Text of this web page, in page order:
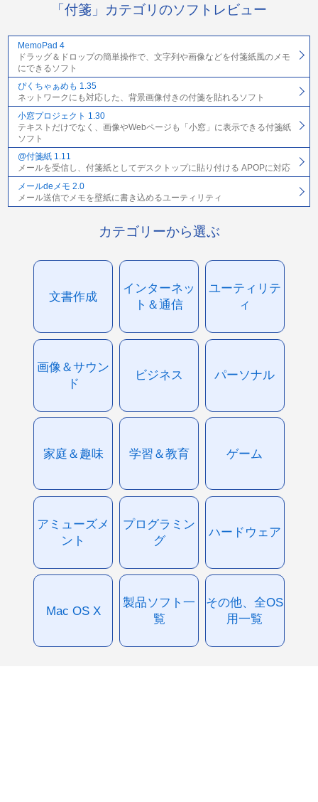
「付箋」カテゴリのソフトレビュー
MemoPad 4
ドラッグ＆ドロップの簡単操作で、文字列や画像などを付箋紙風のメモ
にできるソフト
ぴくちゃぁめも 1.35
ネットワークにも対応した、背景画像付きの付箋を貼れるソフト
小窓プロジェクト 1.30
テキストだけでなく、画像やWebページも「小窓」に表示できる付箋紙
ソフト
@付箋紙 1.11
メールを受信し、付箋紙としてデスクトップに貼り付ける APOPに対応
メールdeメモ 2.0
メール送信でメモを壁紙に書き込めるユーティリティ
カテゴリーから選ぶ
文書作成
インターネッ
ト＆通信
ユーティリテ
ィ
画像＆サウン
ド
ビジネス パーソナル
家庭＆趣味 学習＆教育 ゲーム
アミューズメ
ント
プログラミン
グ
ハードウェア
Mac OS X
製品ソフト一
覧
その他、全OS
用一覧